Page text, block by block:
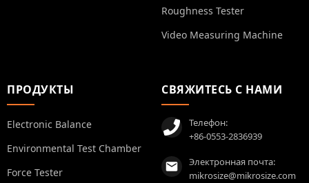
Roughness Tester
Video Measuring Machine
ПРОДУКТЫ
Electronic Balance
Environmental Test Chamber
Force Tester
СВЯЖИТЕСЬ С НАМИ
Телефон:
+86-0553-2836939
Электронная почта:
mikrosize@mikrosize.com